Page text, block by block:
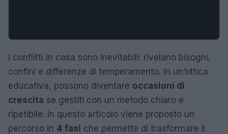
I conflitti in casa sono inevitabili: rivelano bisogni,
confini e differenze di temperamento. In un’ottica
educativa, possono diventare occasioni di
crescita se gestiti con un metodo chiaro e
ripetibile. In questo articolo viene proposto un
percorso in 4 fasi che permette di trasformare il